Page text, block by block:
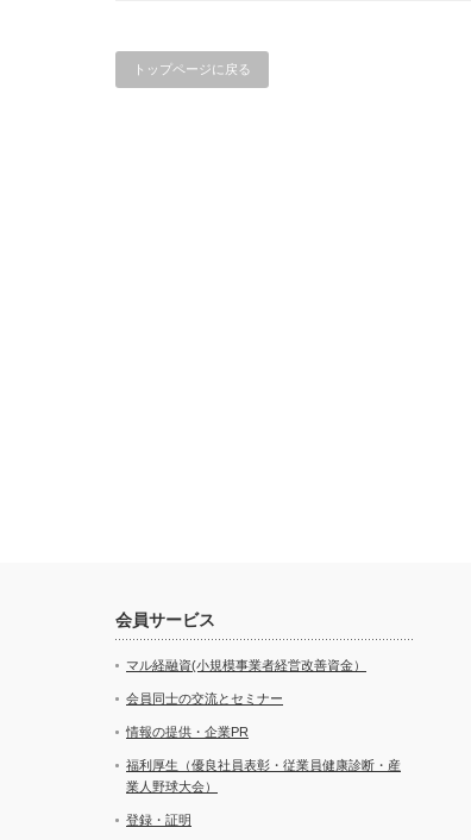
トップページに戻る
会員サービス
マル経融資(小規模事業者経営改善資金）
会員同士の交流とセミナー
情報の提供・企業PR
福利厚生（優良社員表彰・従業員健康診断・産
業人野球大会）
登録・証明